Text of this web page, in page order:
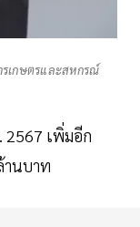
รเกษตรและสหกรณ์
2567 เพิ่มอีก
านบาท